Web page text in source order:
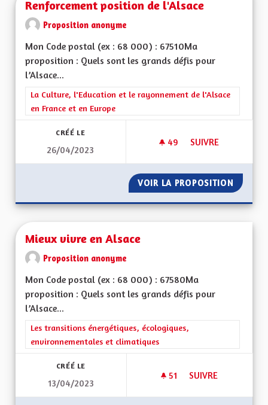
Renforcement position de l'Alsace
Proposition anonyme
Mon Code postal (ex : 68 000) : 67510Ma
proposition : Quels sont les grands défis pour
l’Alsace...
Filtrer les résultats de la catégorie : La Culture, l'Education et
La Culture, l'Education et le rayonnement de l'Alsace
en France et en Europe
CRÉÉ LE
26/04/2023
49 49 ABONNÉS
SUIVRE
VOIR LA PROPOSITION
Mieux vivre en Alsace
Proposition anonyme
Mon Code postal (ex : 68 000) : 67580Ma
proposition : Quels sont les grands défis pour
l’Alsace...
Filtrer les résultats de la catégorie : Les transitions
Les transitions énergétiques, écologiques,
environnementales et climatiques
CRÉÉ LE
13/04/2023
51 51 ABONNÉS
SUIVRE